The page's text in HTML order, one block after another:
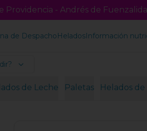
- Andrés de
de DespachoHeladosInformación
de Leche Paletas Helados